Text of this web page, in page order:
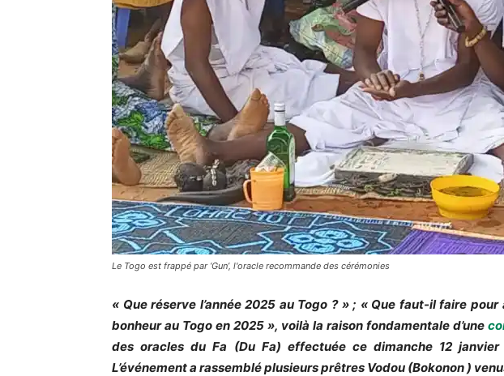
Le Togo est frappé par ‘Gun’, l'oracle recommande des cérémonies
« Que réserve l’année 2025 au Togo ? » ; « Que faut-il faire
bonheur au Togo en 2025 », voilà la raison fondamentale d’une
des oracles du Fa (Du Fa) effectuée ce dimanche 12
L’événement a rassemblé plusieurs prêtres Vodou (Bokonon )